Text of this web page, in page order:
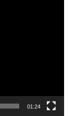
01:24